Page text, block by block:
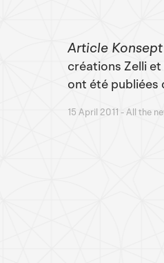
Article
créations Zelli et
ont été publiées
15 April 2011 All the